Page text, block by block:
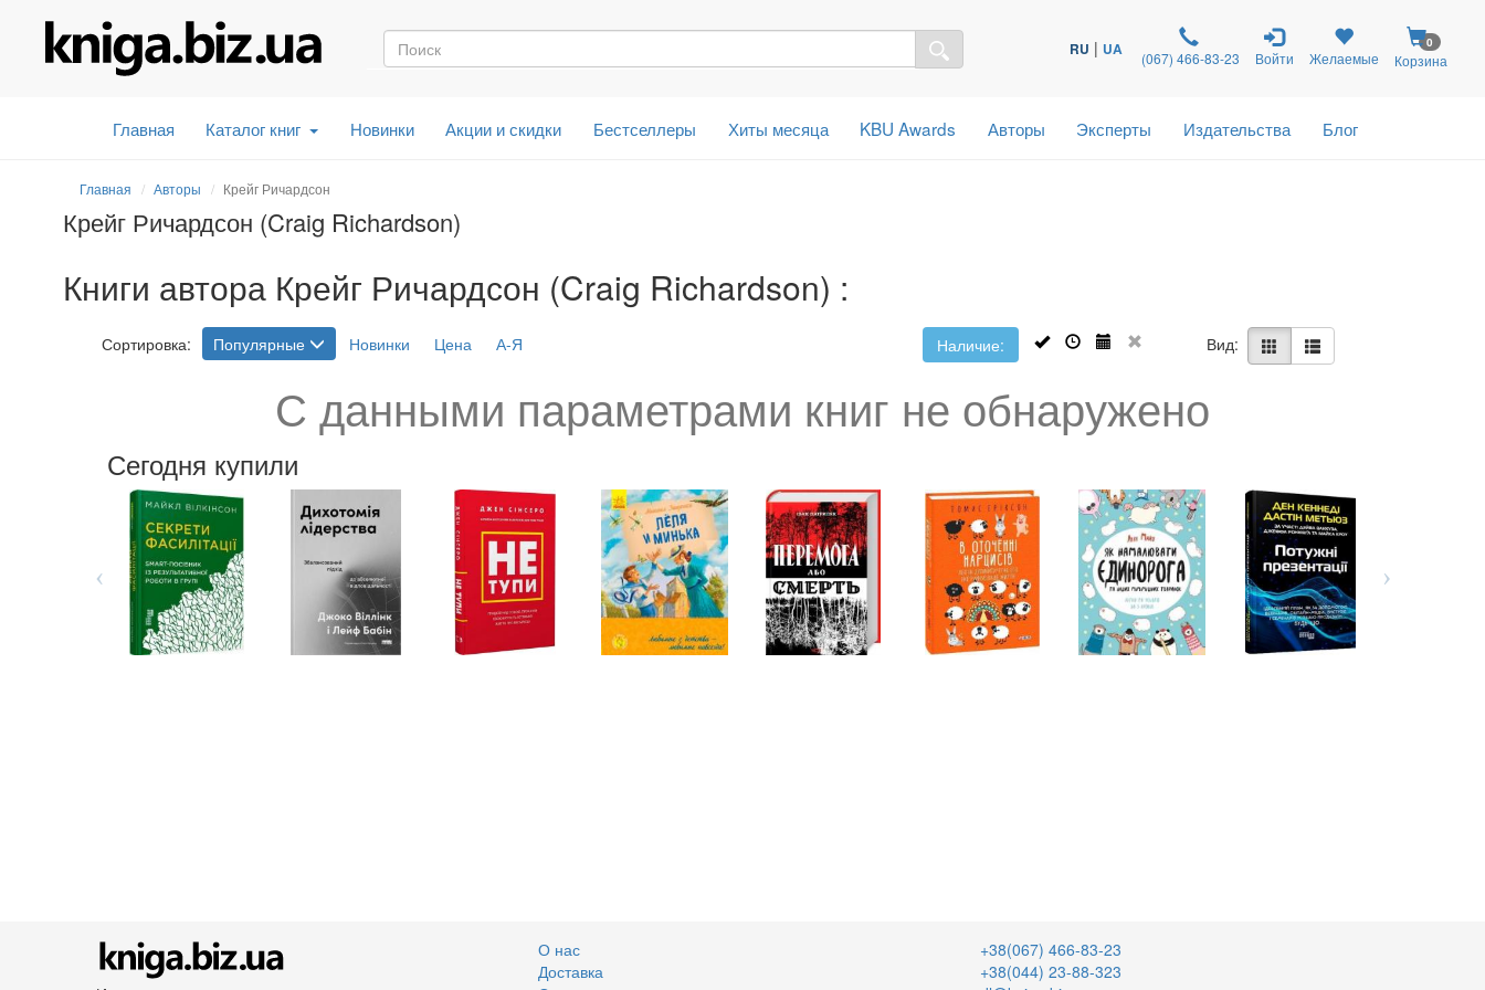
RU | UA (067) 466-83-23 Войти Желаемые
0
Корзина
Главная Каталог книг Новинки Акции и скидки Бестселлеры Хиты месяца KBU Awards Авторы Эксперты Издательства Блог
Главная Авторы Крейг Ричардсон
Крейг Ричардсон (Craig Richardson)
Книги автора Крейг Ричардсон (Craig Richardson) :
Сортировка: Популярные Новинки Цена А-Я Наличие: Вид:
С данными параметрами книг не обнаружено
Сегодня купили
О нас
Доставка
+38(067) 466-83-23
+38(044) 23-88-323